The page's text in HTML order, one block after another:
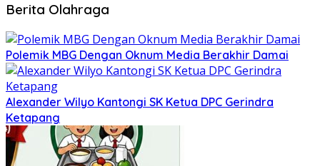
Berita Olahraga
Polemik MBG Dengan Oknum Media Berakhir Damai
Alexander Wilyo Kantongi SK Ketua DPC Gerindra
Ketapang